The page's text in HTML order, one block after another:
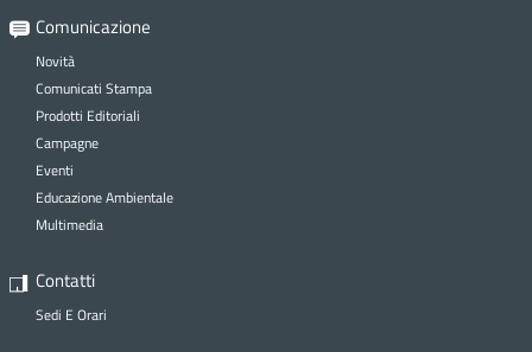
Comunicazione
Novità
Comunicati Stampa
Prodotti Editoriali
Campagne
Eventi
Educazione Ambientale
Multimedia
Contatti
Sedi E Orari